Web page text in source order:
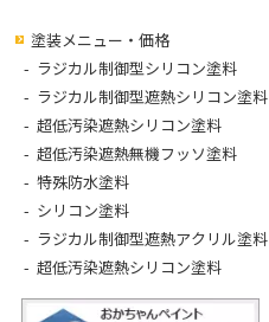
塗装メニュー・価格
ラジカル制御型シリコン塗料
ラジカル制御型遮熱シリコン塗料
超低汚染遮熱シリコン塗料
超低汚染遮熱無機フッソ塗料
特殊防水塗料
シリコン塗料
ラジカル制御型遮熱アクリル塗料
超低汚染遮熱シリコン塗料